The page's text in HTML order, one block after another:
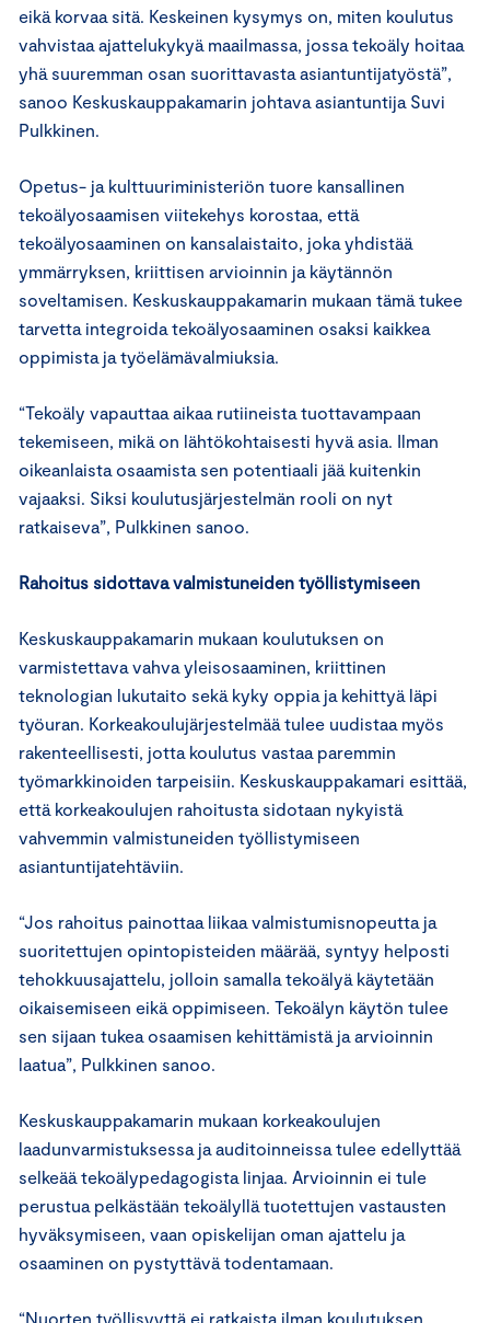
eikä korvaa sitä. Keskeinen kysymys on, miten koulutus
vahvistaa ajattelukykyä maailmassa, jossa tekoäly hoitaa
yhä suuremman osan suorittavasta asiantuntijatyöstä”,
sanoo Keskuskauppakamarin johtava asiantuntija Suvi
Pulkkinen.
Opetus- ja kulttuuriministeriön tuore kansallinen
tekoälyosaamisen viitekehys korostaa, että
tekoälyosaaminen on kansalaistaito, joka yhdistää
ymmärryksen, kriittisen arvioinnin ja käytännön
soveltamisen. Keskuskauppakamarin mukaan tämä tukee
tarvetta integroida tekoälyosaaminen osaksi kaikkea
oppimista ja työelämävalmiuksia.
“Tekoäly vapauttaa aikaa rutiineista tuottavampaan
tekemiseen, mikä on lähtökohtaisesti hyvä asia. Ilman
oikeanlaista osaamista sen potentiaali jää kuitenkin
vajaaksi. Siksi koulutusjärjestelmän rooli on nyt
ratkaiseva”, Pulkkinen sanoo.
Rahoitus sidottava valmistuneiden työllistymiseen
Keskuskauppakamarin mukaan koulutuksen on
varmistettava vahva yleisosaaminen, kriittinen
teknologian lukutaito sekä kyky oppia ja kehittyä läpi
työuran. Korkeakoulujärjestelmää tulee uudistaa myös
rakenteellisesti, jotta koulutus vastaa paremmin
työmarkkinoiden tarpeisiin. Keskuskauppakamari esittää,
että korkeakoulujen rahoitusta sidotaan nykyistä
vahvemmin valmistuneiden työllistymiseen
asiantuntijatehtäviin.
“Jos rahoitus painottaa liikaa valmistumisnopeutta ja
suoritettujen opintopisteiden määrää, syntyy helposti
tehokkuusajattelu, jolloin samalla tekoälyä käytetään
oikaisemiseen eikä oppimiseen. Tekoälyn käytön tulee
sen sijaan tukea osaamisen kehittämistä ja arvioinnin
laatua”, Pulkkinen sanoo.
Keskuskauppakamarin mukaan korkeakoulujen
laadunvarmistuksessa ja auditoinneissa tulee edellyttää
selkeää tekoälypedagogista linjaa. Arvioinnin ei tule
perustua pelkästään tekoälyllä tuotettujen vastausten
hyväksymiseen, vaan opiskelijan oman ajattelu ja
osaaminen on pystyttävä todentamaan.
“Nuorten työllisyyttä ei ratkaista ilman koulutuksen